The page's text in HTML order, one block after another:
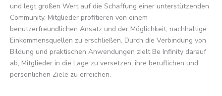
und legt großen Wert auf die Schaffung einer unterstützenden
Community. Mitglieder profitieren von einem
benutzerfreundlichen Ansatz und der Möglichkeit, nachhaltige
Einkommensquellen zu erschließen. Durch die Verbindung von
Bildung und praktischen Anwendungen zielt Be Infinity darauf
ab, Mitglieder in die Lage zu versetzen, ihre beruflichen und
persönlichen Ziele zu erreichen.